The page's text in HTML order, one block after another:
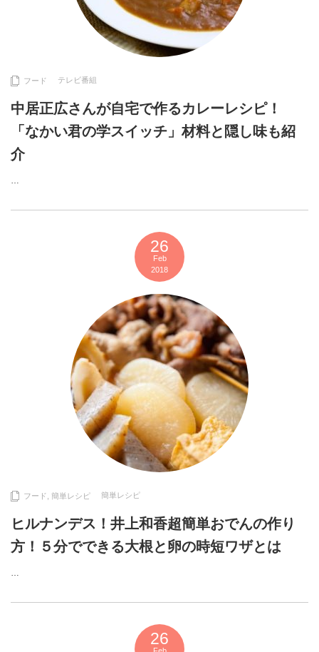
フード テレビ番組
中居正広さんが自宅で作るカレーレシピ！
「なかい君の学スイッチ」材料と隠し味も紹
介
…
26
Feb
2018
フード 簡単レシピ 簡単レシピ
ヒルナンデス！井上和香超簡単おでんの作り
方！５分でできる大根と卵の時短ワザとは
…
26